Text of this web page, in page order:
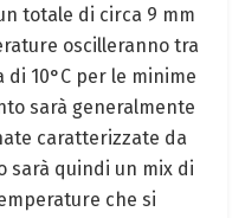
totale di circa 9 mm
oscilleranno tra
di 10°C per le minime
sarà generalmente
caratterizzate da
sarà quindi un mix di
che si